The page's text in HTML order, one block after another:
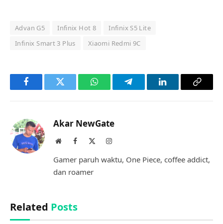
Advan G5 Infinix Hot 8
Infinix S5 Lite
Infinix Smart 3 Plus
Xiaomi Redmi 9C
FacebookTwitter WhatsAppTelegramLinkedInCopy
Akar NewGate
WebsiteFacebook Instagram
Gamer paruh waktu, One Piece, coffee addict,
dan roamer
Related Posts